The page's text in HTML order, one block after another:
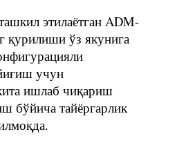
этилаётган ADM-
қурилиши ўз якунига
учун
ишлаб чиқариш
бўйича тайёргарлик